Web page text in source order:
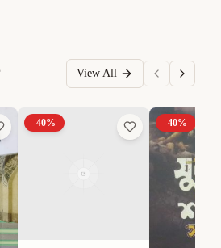
View All
-40% -40%